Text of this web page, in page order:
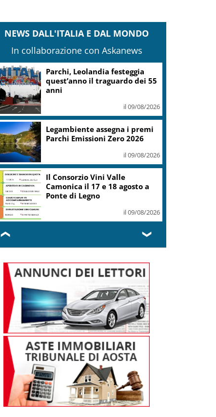
NEWS DALL'ITALIA E DAL MONDO
In collaborazione con Askanews
Parchi, Leolandia festeggia
quest’anno il traguardo dei 55
anni
il 09/08/2026
Legambiente assegna i premi
Parchi Emissioni Zero 2026
il 09/08/2026
Il Consorzio Vini Valle
Camonica il 17 e 18 agosto a
Ponte di Legno
il 09/08/2026
❮ ❯